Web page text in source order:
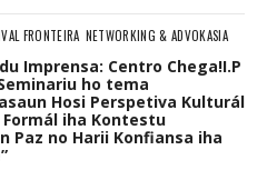
FRONTEIRA NETWORKING & ADVOKASIA
Imprensa: Centro Chega!I.P
ho tema
Hosi Perspetiva Kulturál
Formál iha Kontestu
Paz no Harii Konfiansa iha